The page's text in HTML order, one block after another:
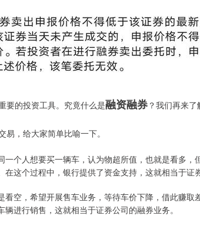
要的投资工具。究竟什么是融资融券 ？我们再来了
，给大家简单比喻一下。
个人想要买一辆车，认为物超所值，也就是看多，
这个过程中，银行提供了资金支持，这就相当于证
空，希望开展售车业务，等待车价下降，借此赚取
进行销售，这就相当于证券公司的融券业务。